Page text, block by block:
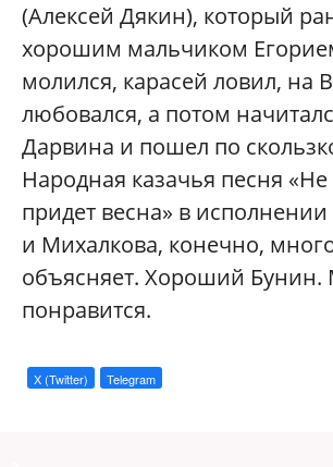
(Алексей Дякин), который
хорошим мальчиком
молился, карасей ловил, на
любовался, а потом
Дарвина и пошел по
Народная казачья песня
придет весна» в исполнении
и Михалкова, конечно,
объясняет. Хороший Бунин.
понравится.
X (Twitter) Telegram